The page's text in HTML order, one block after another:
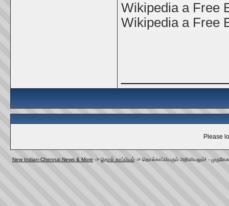
Wikipedia a Free
Wikipedia a Free
Please
New Indian-Chennai News & More -> தொல் காப்பியம் -> தொல்காப்பியரும் அறிவியலும்! -